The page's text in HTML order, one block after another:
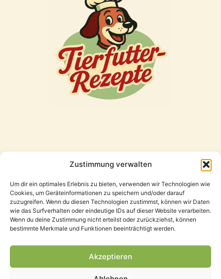
Zustimmung verwalten
Um dir ein optimales Erlebnis zu bieten, verwenden wir Technologien wie
Cookies, um Geräteinformationen zu speichern und/oder darauf
zuzugreifen. Wenn du diesen Technologien zustimmst, können wir Daten
wie das Surfverhalten oder eindeutige IDs auf dieser Website verarbeiten.
Wenn du deine Zustimmung nicht erteilst oder zurückziehst, können
bestimmte Merkmale und Funktionen beeinträchtigt werden.
Akzeptieren
Freunde